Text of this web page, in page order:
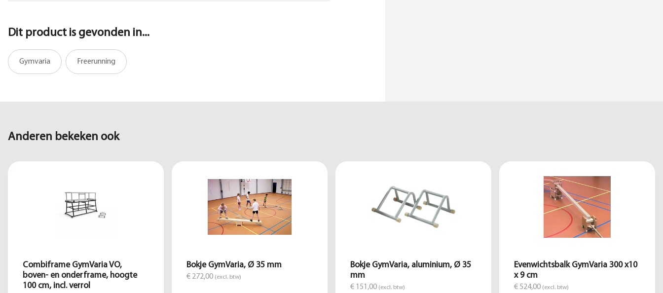
Dit product is gevonden in...
Gymvaria Freerunning
Anderen bekeken ook
Combiframe GymVaria VO,
boven- en onderframe, hoogte
100 cm, incl. verrol
Bokje GymVaria, Ø 35 mm
€ 272,00 (excl. btw)
Bokje GymVaria, aluminium, Ø 35
mm
€ 151,00 (excl. btw)
Evenwichtsbalk GymVaria 300 x10
x 9 cm
€ 524,00 (excl. btw)